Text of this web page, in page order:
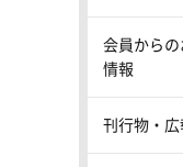
会員から
情報
刊行物・